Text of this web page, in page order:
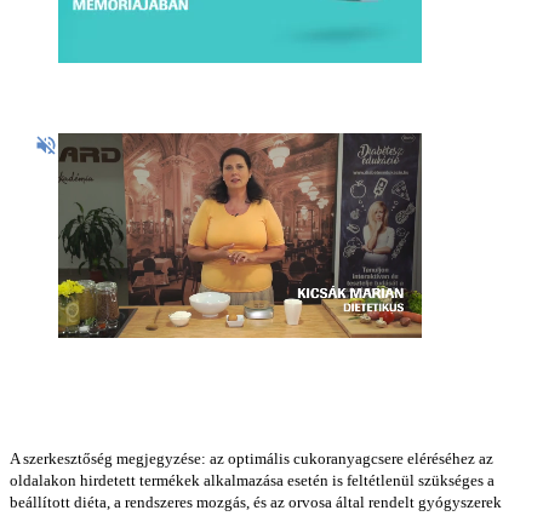
A szerkesztőség megjegyzése: az optimális cukoranyagcsere eléréséhez az
oldalakon hirdetett termékek alkalmazása esetén is feltétlenül szükséges a
beállított diéta, a rendszeres mozgás, és az orvosa által rendelt gyógyszerek